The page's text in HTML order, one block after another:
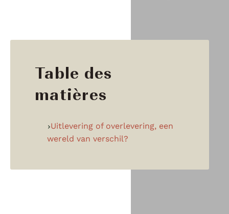
Table des
matières
Uitlevering of overlevering, een
wereld van verschil?